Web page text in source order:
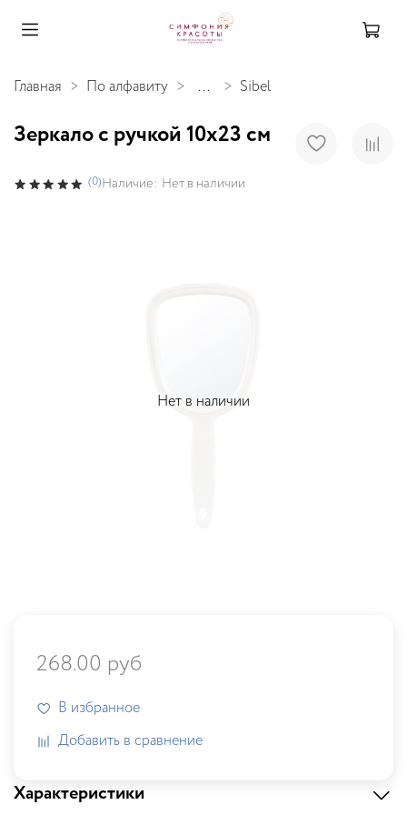
Главная По алфавиту ... Sibel
Нет в наличии
Зеркало с ручкой 10x23 см
(0)Наличие: Нет в наличии
Характеристики
268.00 руб
В избранное
Добавить в сравнение